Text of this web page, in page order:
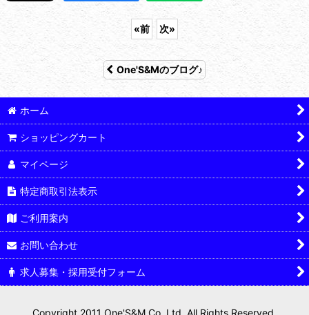
«前 次»
One'S&Mのブログ♪
ホーム
ショッピングカート
マイページ
特定商取引法表示
ご利用案内
お問い合わせ
求人募集・採用受付フォーム